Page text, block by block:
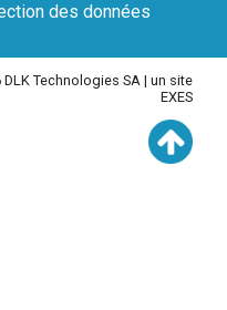
des données
Technologies SA | un site
EXES